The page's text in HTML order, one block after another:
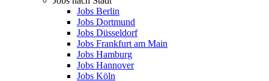
Jobs Berlin
Jobs Dortmund
Jobs Düsseldorf
Jobs Frankfurt am Main
Jobs Hamburg
Jobs Hannover
Jobs Köln